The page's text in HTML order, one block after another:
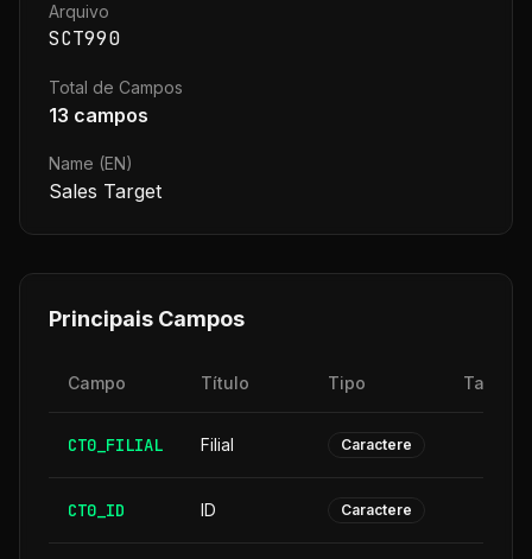
Arquivo
SCT990
Total de Campos
13 campos
Name (EN)
Sales Target
Principais Campos
Campo Título Tipo
CT0_FILIAL Filial Caractere
CT0_ID ID Caractere